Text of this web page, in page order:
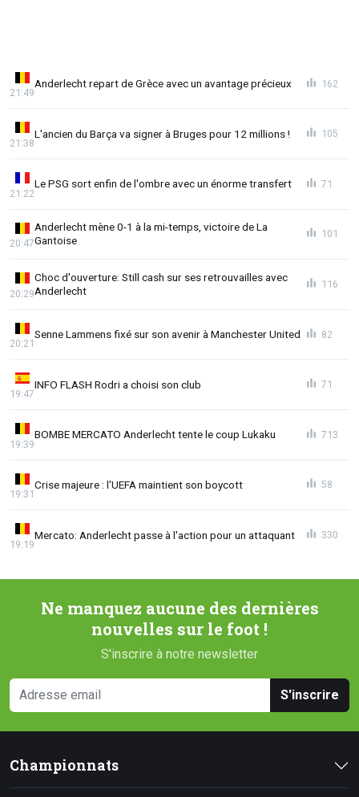
Anderlecht repart de Grèce avec un avantage précieux
21:49
162
L'ancien du Barça va signer à Bruges pour 12 millions !
21:38
105
Le PSG sort enfin de l'ombre avec un énorme transfert
21:22
71
Anderlecht mène 0-1 à la mi-temps, victoire de La
Gantoise
20:47
101
Choc d'ouverture: Still cash sur ses retrouvailles avec
Anderlecht
20:29
116
Senne Lammens fixé sur son avenir à Manchester United
20:21
82
INFO FLASH Rodri a choisi son club
19:47
71
BOMBE MERCATO Anderlecht tente le coup Lukaku
19:39
713
Crise majeure : l'UEFA maintient son boycott
19:31
58
Mercato: Anderlecht passe à l'action pour un attaquant
19:19
330
Ne manquez aucune des dernières
nouvelles sur le foot !
S'inscrire à notre newsletter
S'inscrire
Championnats